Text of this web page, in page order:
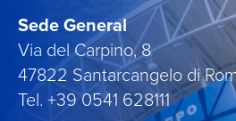
Sede General
Via del Carpino, 8
47822 Santarcangelo di
Tel. +39 0541 628111